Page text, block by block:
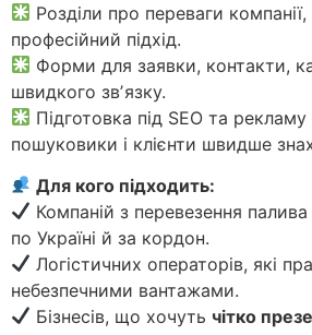
Розділи про переваги компанії,
професійний підхід.
Форми для заявки, контакти,
швидкого звʼязку.
Підготовка під SEO та
пошуковики і клієнти швидше
Для кого підходить:
Компаній з перевезення
по Україні й за кордон.
Логістичних операторів, які
небезпечними вантажами.
Бізнесів, що хочуть чітко